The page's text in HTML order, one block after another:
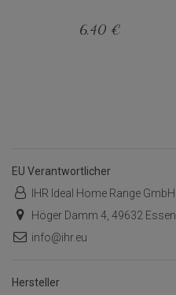
6,40 €
EU Verantwortlicher
IHR Ideal Home Range GmbH
Höger Damm 4, 49632
info@ihr.eu
Hersteller